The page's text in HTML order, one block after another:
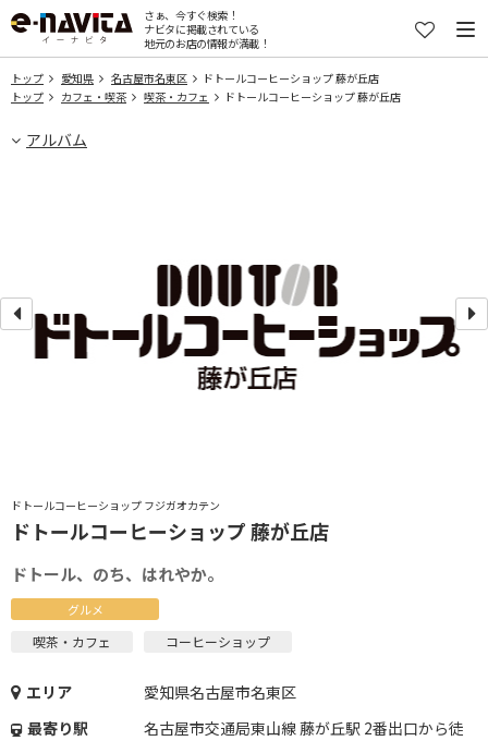
さぁ、今すぐ検索！
ナビタに掲載されている
地元のお店の情報が満載！
トップ 愛知県 名古屋市名東区
ドトールコーヒーショップ 藤が丘店
トップ
カフェ・喫茶 喫茶・カフェ ドトールコーヒーショップ 藤が丘店
アルバム
ドトールコーヒーショップ フジガオカテン
ドトールコーヒーショップ 藤が丘店
ドトール、のち、はれやか。
グルメ
喫茶・カフェ コーヒーショップ
エリア
愛知県名古屋市名東区
最寄り駅
名古屋市交通局東山線 藤が丘駅 2番出口から徒